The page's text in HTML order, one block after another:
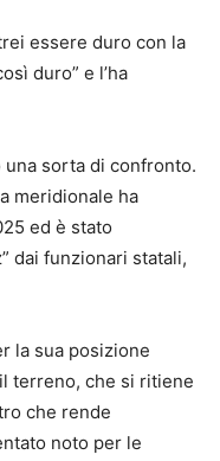
essere duro con la
duro” e l’ha
sorta di confronto.
meridionale ha
ed è stato
dai funzionari statali,
la sua posizione
terreno, che si ritiene
che rende
noto per le